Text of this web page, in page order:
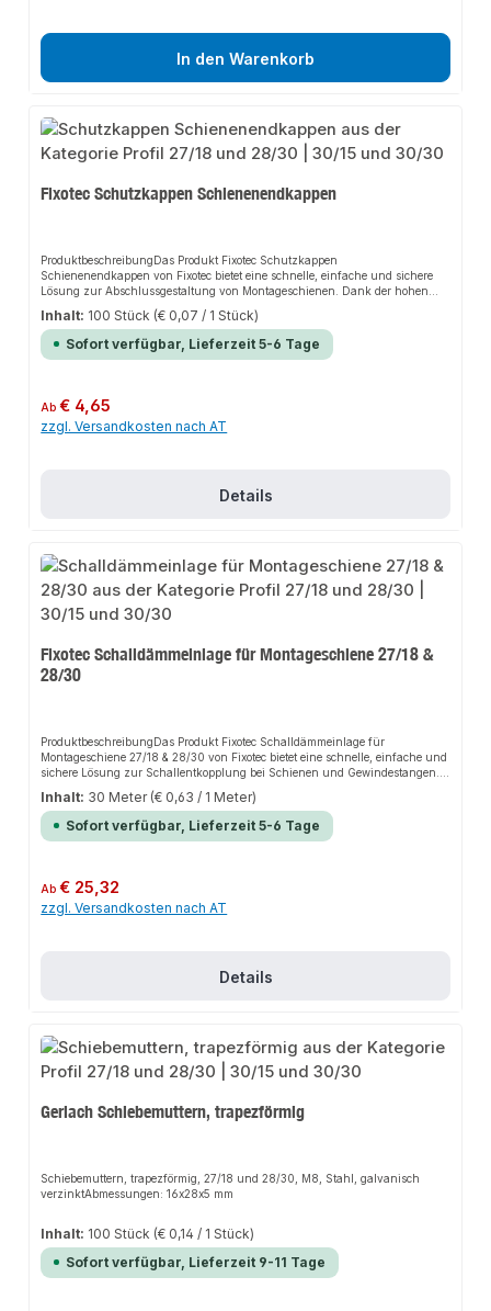
für 27/18 und 28/30 ProfileIn unserem Sortiment finden Sie auch passende
Zubehörteile sowie weitere Produkte für den Anschluss.
In den Warenkorb
Fixotec Schutzkappen Schienenendkappen
ProduktbeschreibungDas Produkt Fixotec Schutzkappen
Schienenendkappen von Fixotec bietet eine schnelle, einfache und sichere
Lösung zur Abschlussgestaltung von Montageschienen. Dank der hohen
Passgenauigkeit sorgt es für perfekten Halt und passt sich flexibel an
verschiedene Schienenkonsolen und Rechteckrohre an. Das robuste Design
und die einfache Montage machen dieses Produkt zu einer zuverlässigen
Wahl für jede Installation.EigenschaftenHergestellt aus zähhartem
für lange
HaltbarkeitAnwendungsbereicheMontageschienenSchienenkonsolenRechtec
krohreProduktdatenMaterial: Polyethylen (PE)Geeignet für: Montageschienen,
Inhalt: 100 Stück (€ 0,07 / 1 Stück)
Sofort verfügbar, Lieferzeit 5-6 Tage
Regulärer Preis:
Ab€ 4,65
zzgl. Versandkosten nach AT
Details
Fixotec Schalldämmeinlage für Montageschiene 27/18 &
28/30
ProduktbeschreibungDas Produkt Fixotec Schalldämmeinlage für
Montageschiene 27/18 & 28/30 von Fixotec bietet eine schnelle, einfache und
sichere Lösung zur Schallentkopplung bei Schienen und Gewindestangen.
Dank der kälte-isolierenden Einlage und der einfachen Montage sorgt es für
perfekten Halt und passt sich flexibel an verschiedene Installationsbereiche
an. Das robuste Design und die einfache Handhabung machen dieses
Produkt zu einer zuverlässigen Wahl für jede
SchieneRutschsicherer Sitz im SchienenspaltTemperatur- und
alterungsbeständiger EPDM ProfilgummiAnwendungsbereicheSchienen und
GewindestangenLuftkanäleSanitärinstallationHeizungsanlagenProduktdate
Zubehörteile sowie weitere Produkte für den Anschluss.
Inhalt: 30 Meter (€ 0,63 / 1 Meter)
Sofort verfügbar, Lieferzeit 5-6 Tage
Regulärer Preis:
Ab€ 25,32
zzgl. Versandkosten nach AT
Details
Gerlach Schiebemuttern, trapezförmig
Schiebemuttern, trapezförmig, 27/18 und 28/30, M8, Stahl, galvanisch
verzinktAbmessungen: 16x28x5 mm
Inhalt: 100 Stück (€ 0,14 / 1 Stück)
Sofort verfügbar, Lieferzeit 9-11 Tage